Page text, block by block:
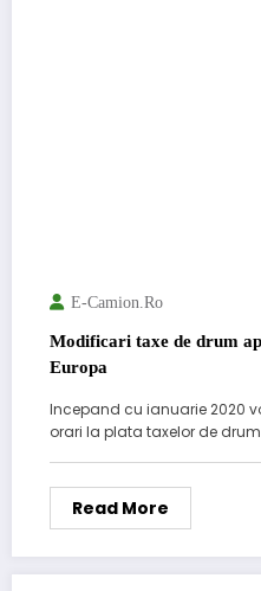
E-Camion.ro
Modificari taxe de drum
Europa
Incepand cu ianuarie 2020
orari la plata taxelor de
Read More